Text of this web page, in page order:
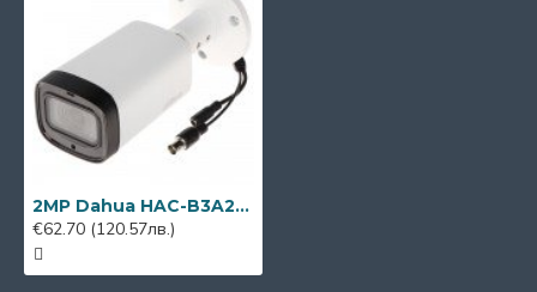
2MP Dahua HAC-B3A21-Z-2712, 2MP, 2.7-12mm, IR 40м
€62.70 (120.57лв.)